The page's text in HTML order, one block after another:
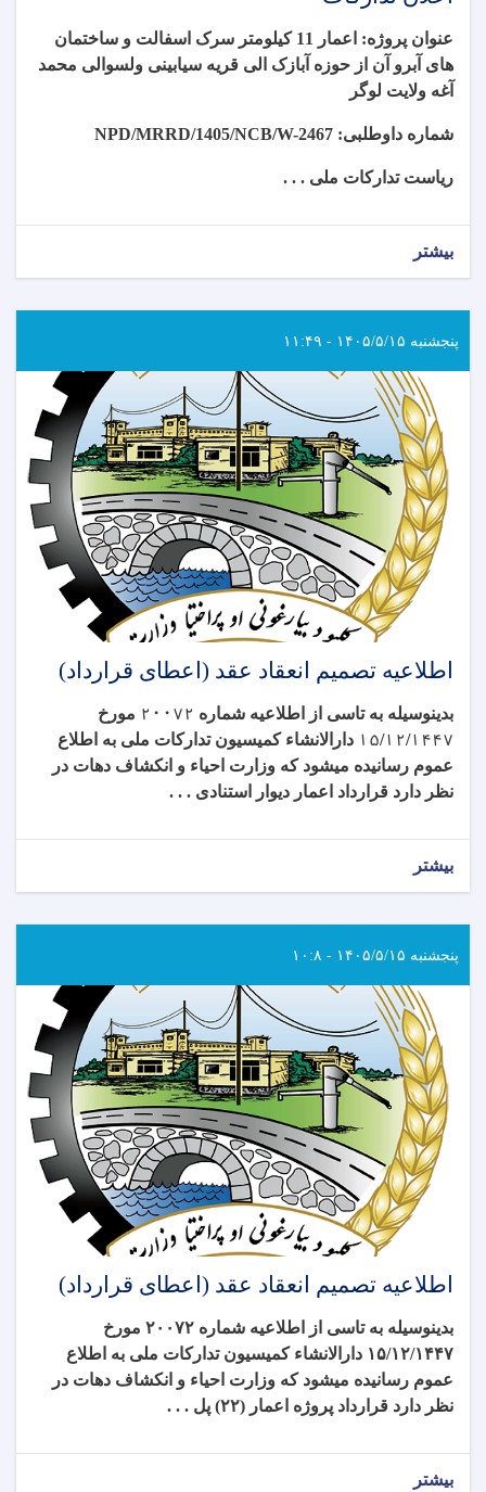
عنوان پروژه: اعمار 11 کیلومتر سرک اسفالت و ساختمان
های آبرو آن از حوزه آبازک الی قریه سیابینی ولسوالی محمد
آغه ولایت لوگر
شماره داوطلبی: NPD/MRRD/1405/NCB/W-2467
ریاست تدارکات ملی . . .
بیشتر
پنجشنبه ۱۴۰۵/۵/۱۵ - ۱۱:۴۹
اطلاعیه تصمیم انعقاد عقد (اعطای قرارداد)
بدینوسیله به تاسی از اطلاعیه شماره ۲۰۰۷۲ مورخ
۱۵/۱۲/۱۴۴۷
دارالانشاء کمیسیون تدارکات ملی به اطلاع
عموم رسانیده میشود که وزارت احیاء و انکشاف دهات در
نظر دارد قرارداد اعمار دیوار استنادی . . .
بیشتر
پنجشنبه ۱۴۰۵/۵/۱۵ - ۱۰:۸
اطلاعیه تصمیم انعقاد عقد (اعطای قرارداد)
بدینوسیله به تاسی از اطلاعیه شماره ۲۰۰۷۲ مورخ
۱۵/۱۲/۱۴۴۷ دارالانشاء کمیسیون تدارکات ملی به اطلاع
عموم رسانیده میشود که وزارت احیاء و انکشاف دهات در
نظر دارد قرارداد پروژه اعمار (۲۲) پل . . .
بیشتر